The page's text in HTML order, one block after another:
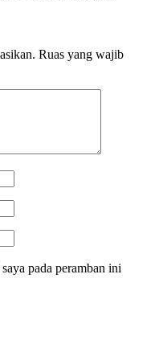
Ruas yang wajib
pada peramban ini